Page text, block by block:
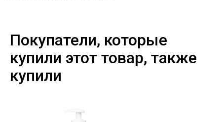
Покупатели, которые
купили этот товар, также
купили